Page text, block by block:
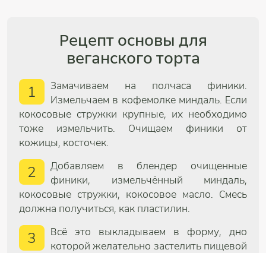
Рецепт основы для
веганского торта
1
Замачиваем на полчаса финики.
Измельчаем в кофемолке миндаль. Если
кокосовые стружки крупные, их необходимо
тоже измельчить. Очищаем финики от
кожицы, косточек.
2
Добавляем в блендер очищенные
финики, измельчённый миндаль,
кокосовые стружки, кокосовое масло. Смесь
должна получиться, как пластилин.
3
Всё это выкладываем в форму, дно
которой желательно застелить пищевой